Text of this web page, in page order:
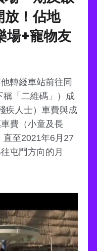
放！佔地
場+寵物友
轉綫車站前往同
稱「二維碼」）成
疾人士）車費與成
費（小童及長
至2021年6月27
屯門方向的月